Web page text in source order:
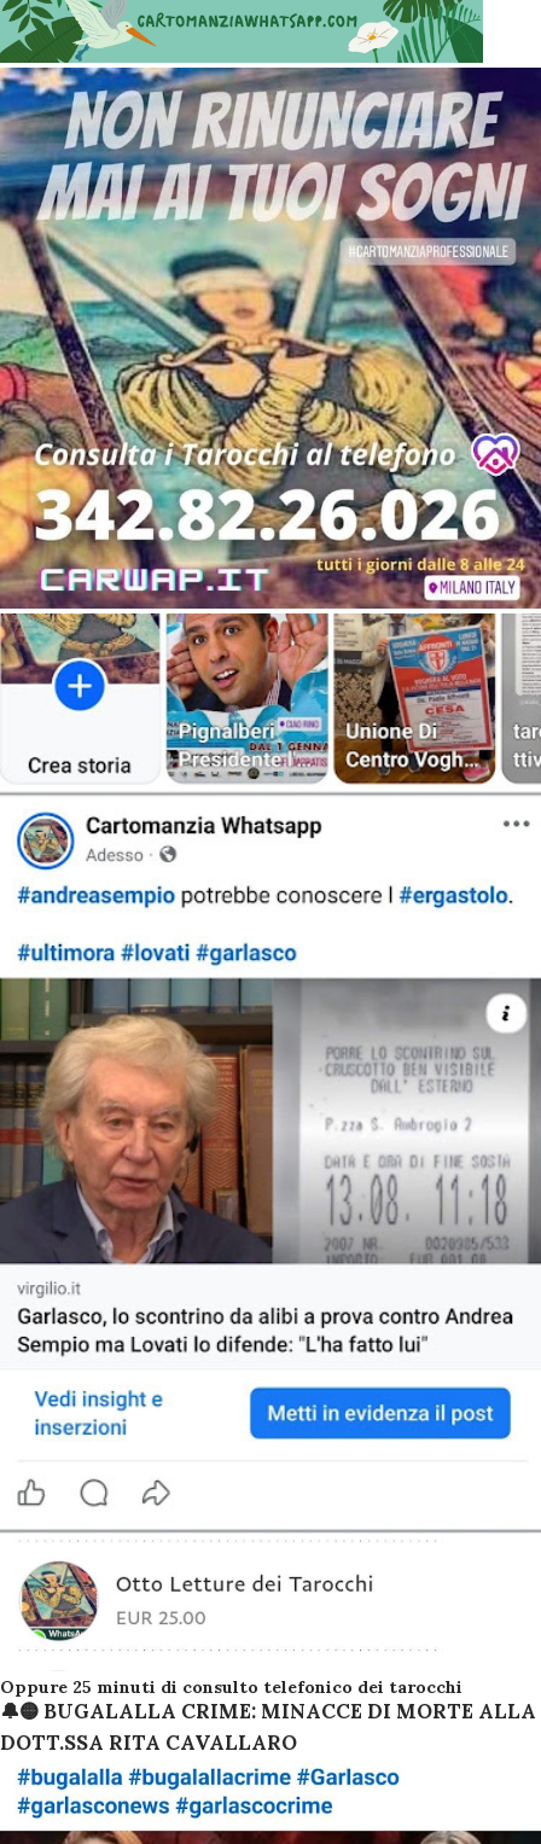
Oppure 25 minuti di consulto telefonico dei tarocchi
🔔🟡 BUGALALLA CRIME: MINACCE DI MORTE ALLA
DOTT.SSA RITA CAVALLARO